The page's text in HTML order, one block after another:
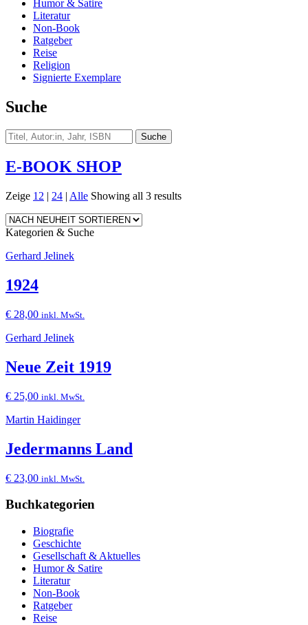
Humor & Satire
Literatur
Non-Book
Ratgeber
Reise
Religion
Signierte Exemplare
Suche
E-BOOK SHOP
Zeige 12 | 24 | Alle Showing all 3 results
Kategorien & Suche
Gerhard Jelinek
1924
€ 28,00 inkl. MwSt.
Gerhard Jelinek
Neue Zeit 1919
€ 25,00 inkl. MwSt.
Martin Haidinger
Jedermanns Land
€ 23,00 inkl. MwSt.
Buchkategorien
Biografie
Geschichte
Gesellschaft & Aktuelles
Humor & Satire
Literatur
Non-Book
Ratgeber
Reise